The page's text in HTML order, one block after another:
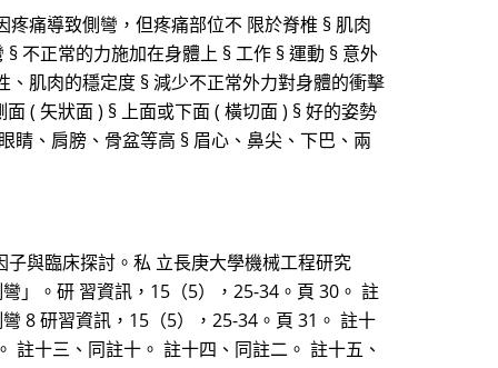
疼痛導致側彎，但疼痛部位不 限於脊椎 § 肌肉
不正常的力施加在身體上 § 工作 § 運動 § 意外
肌肉的穩定度 § 減少不正常外力對身體的衝擊
( 矢狀面 ) § 上面或下面 ( 橫切面 ) § 好的姿勢
睛、肩膀、骨盆等高 § 眉心、鼻尖、下巴、兩
與臨床探討。私 立長庚大學機械工程研究
」。研 習資訊，15（5），25-34。頁 30。 註
8 研習資訊，15（5），25-34。頁 31。 註十
十三、同註十。 註十四、同註二。 註十五、